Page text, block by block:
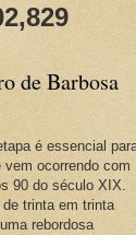
de Barbosa
é essencial
ocorrendo com
90 do século XIX.
trinta em trinta
rebordosa